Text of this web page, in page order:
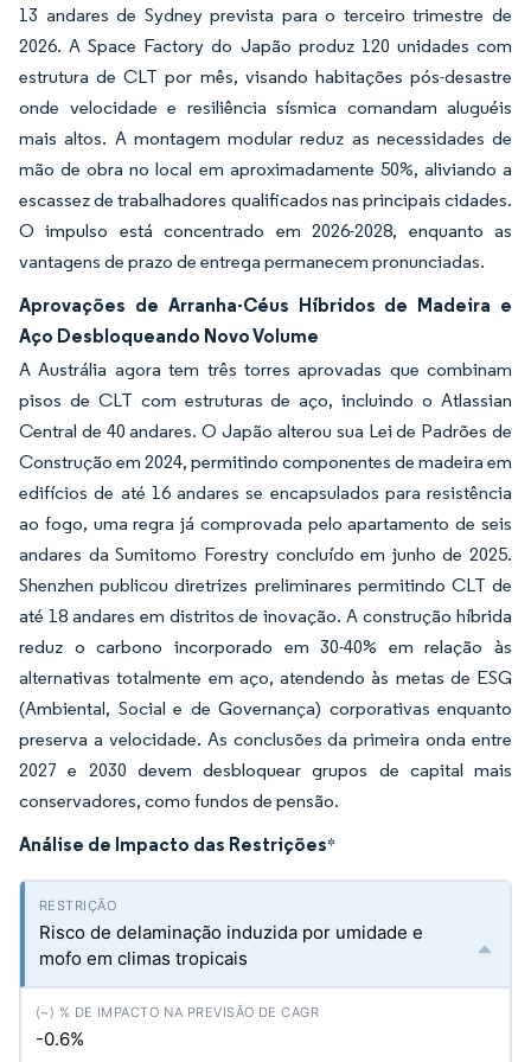
13 andares de Sydney prevista para o terceiro trimestre de
2026. A Space Factory do Japão produz 120 unidades com
estrutura de CLT por mês, visando habitações pós-desastre
onde velocidade e resiliência sísmica comandam aluguéis
mais altos. A montagem modular reduz as necessidades de
mão de obra no local em aproximadamente 50%, aliviando a
escassez de trabalhadores qualificados nas principais cidades.
O impulso está concentrado em 2026-2028, enquanto as
vantagens de prazo de entrega permanecem pronunciadas.
Aprovações de Arranha-Céus Híbridos de Madeira e
Aço Desbloqueando Novo Volume
A Austrália agora tem três torres aprovadas que combinam
pisos de CLT com estruturas de aço, incluindo o Atlassian
Central de 40 andares. O Japão alterou sua Lei de Padrões de
Construção em 2024, permitindo componentes de madeira em
edifícios de até 16 andares se encapsulados para resistência
ao fogo, uma regra já comprovada pelo apartamento de seis
andares da Sumitomo Forestry concluído em junho de 2025.
Shenzhen publicou diretrizes preliminares permitindo CLT de
até 18 andares em distritos de inovação. A construção híbrida
reduz o carbono incorporado em 30-40% em relação às
alternativas totalmente em aço, atendendo às metas de ESG
(Ambiental, Social e de Governança) corporativas enquanto
preserva a velocidade. As conclusões da primeira onda entre
2027 e 2030 devem desbloquear grupos de capital mais
conservadores, como fundos de pensão.
Análise de Impacto das Restrições*
Risco de delaminação induzida por umidade e
mofo em climas tropicais
-0.6%